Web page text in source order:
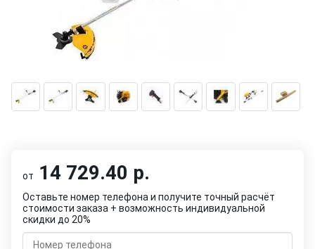
от 14 729.40 р.
Оставьте номер телефона и получите точный расчёт
стоимости заказа + возможность индивидуальной
скидки до 20%